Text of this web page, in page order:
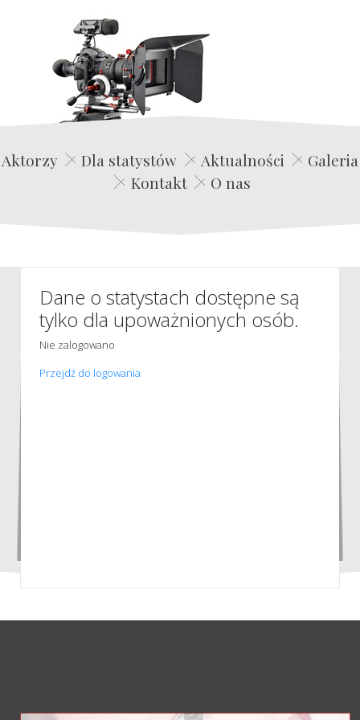
Edwin Film Agencja Aktorska
Aktorzy Dla statystów Aktualności
Galeria
Kontakt
O nas
Dane o statystach dostępne są
tylko dla upoważnionych osób.
Nie zalogowano
Przejdź do logowania